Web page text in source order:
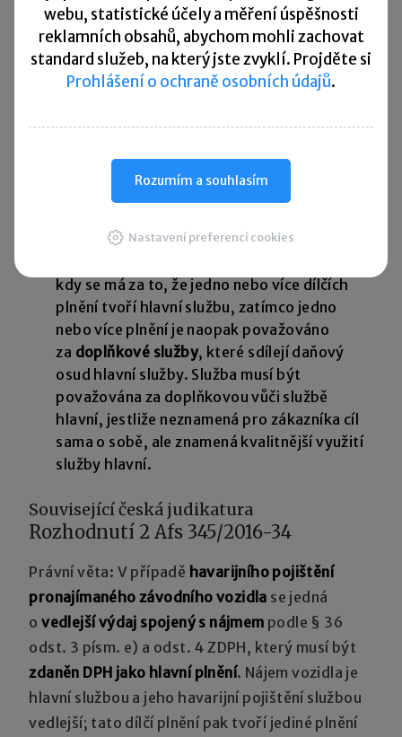
z čl. 2 odst. 1 šesté směrnice, podle které
by mělo být každé poskytnutí služby
považováno za oddělené a nezávislé, ale
zároveň
která nesmí být uměle a záměrně
rozdělena na více samostatných služeb,
aby nedošlo k narušení systému DPH.
kdy se má za to, že jedno nebo více dílčích
plnění tvoří hlavní službu, zatímco jedno
nebo více plnění je naopak považováno
za doplňkové služby, které sdílejí daňový
osud hlavní služby. Služba musí být
považována za doplňkovou vůči službě
hlavní, jestliže neznamená pro zákazníka cíl
sama o sobě, ale znamená kvalitnější využití
služby hlavní.
Související česká judikatura
Rozhodnutí 2 Afs 345/2016-34
Právní věta: V případě havarijního pojištění
pronajímaného závodního vozidla se jedná
ovedlejší výdaj spojený s nájmem podle § 36
odst. 3 písm. e) a odst. 4 ZDPH, který musí být
zdaněn DPH jako hlavní plnění. Nájem vozidla je
hlavní službou a jeho havarijní pojištění službou
vedlejší; tato dílčí plnění pak tvoří jediné plnění
webu, statistické účely a měření úspěšnosti
reklamních obsahů, abychom mohli zachovat
standard služeb, na který jste zvyklí. Projděte si
Prohlášení o ochraně osobních údajů.
Rozumím a souhlasím
Nastavení preferencí cookies